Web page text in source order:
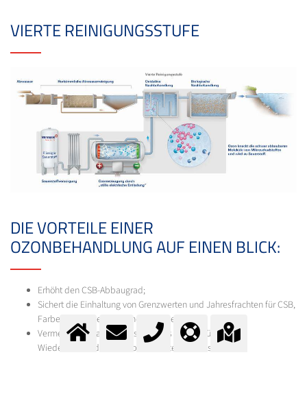
VIERTE REINIGUNGSSTUFE
DIE VORTEILE EINER
OZONBEHANDLUNG AUF EINEN BLICK:
Erhöht den CSB-Abbaugrad;
Sichert die Einhaltung von Grenzwerten und Jahresfrachten für CSB,
Farbe, und andere Summenparameter;
Vermeidet Aufsalzung des Wassers und begünstigt die
Wiederverwendung von behandeltem Abwasser;